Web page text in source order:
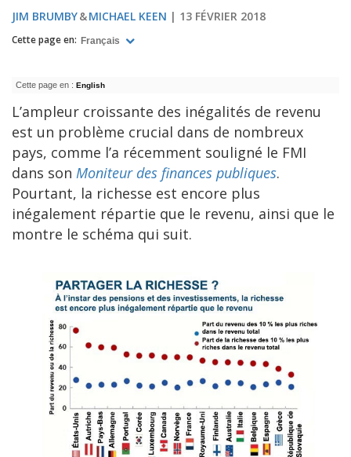
JIM BRUMBY MICHAEL KEEN 13 FÉVRIER 2018
Cette page en: Français
Cette page en : English
L’ampleur croissante des inégalités de revenu
est un problème crucial dans de nombreux
pays, comme l’a récemment souligné le FMI
dans son Moniteur des finances publiques.
Pourtant, la richesse est encore plus
inégalement répartie que le revenu, ainsi que le
montre le schéma qui suit.